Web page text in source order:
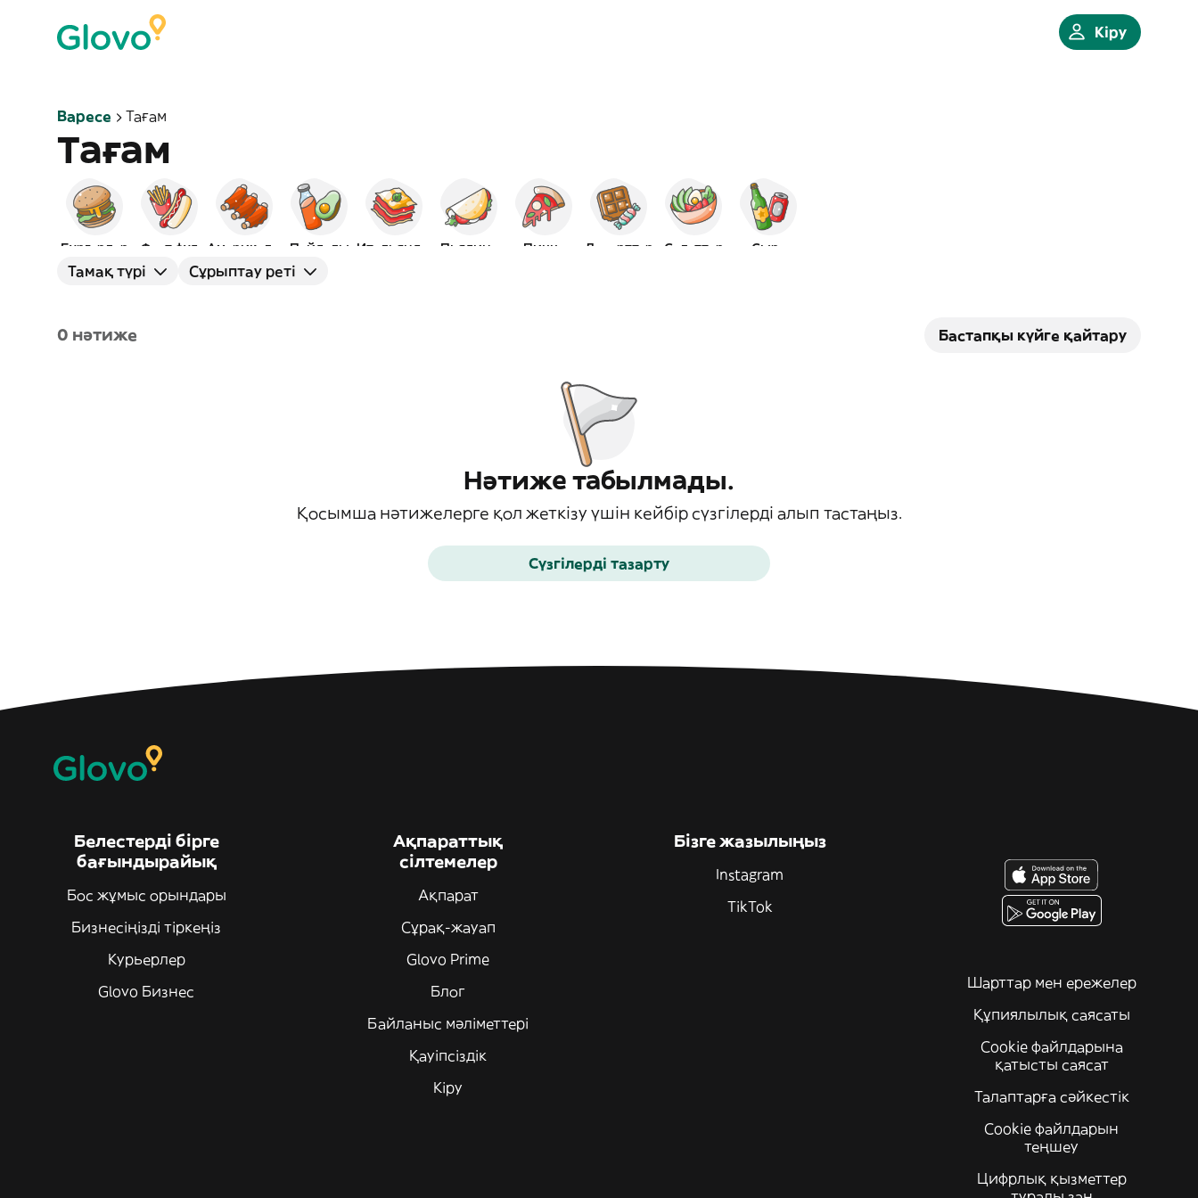
Кіру
Варесе Тағам
Тағам
Бургерлер Фаст фуд Пайдалы Пьядина Пицца Десерттер Салаттар Сыра
Тамақ түрі Сұрыптау реті
0 нәтиже Бастапқы күйге қайтару
Нәтиже табылмады.
Қосымша нәтижелерге қол жеткізу үшін кейбір сүзгілерді алып тастаңыз.
Сүзгілерді тазарту
Белестерді бірге
бағындырайық
Бос жұмыс орындары
Бизнесіңізді тіркеңіз
Курьерлер
Glovo Бизнес
Ақпараттық
сілтемелер
Ақпарат
Сұрақ-жауап
Glovo Prime
Блог
Байланыс мәліметтері
Қауіпсіздік
Кіру
Бізге жазылыңыз
Instagram
TikTok
Шарттар мен ережелер
Құпиялылық саясаты
Cookie файлдарына
қатысты саясат
Талаптарға сәйкестік
Cookie файлдарын
теңшеу
Цифрлық қызметтер